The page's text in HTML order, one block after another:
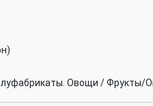
Овощи / Фрукты/